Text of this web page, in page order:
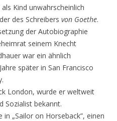
Kind unwahrscheinlich
des Schreibers von Goethe.
der Autobiographie
seinem Knecht
war ein ähnlich
später in San Francisco
London, wurde er weltweit
Sozialist bekannt.
„Sailor on Horseback”, einen